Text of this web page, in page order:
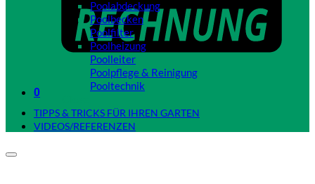
0
Poolabdeckung
Poolbecken
Poolfilter
Poolheizung
Poolleiter
Poolpflege & Reinigung
Pooltechnik
TIPPS & TRICKS FÜR IHREN GARTEN
VIDEOS/REFERENZEN